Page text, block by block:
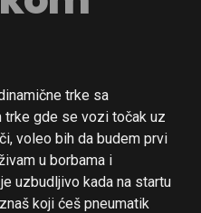
trke sa
trke gde se vozi točak uz
voleo bih da budem prvi
u borbama i
uzbudljivo kada na startu
koji ćeš pneumatik